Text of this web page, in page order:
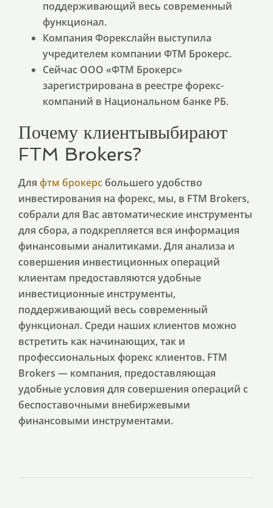
поддерживающий весь современный
функционал.
Компания Форекслайн выступила
учредителем компании ФТМ Брокерс.
Сейчас ООО «ФТМ Брокерс»
зарегистрирована в реестре форекс-
компаний в Национальном банке РБ.
Почему клиентывыбирают
FTM Brokers?
Для фтм брокерсбольшего удобство
инвестирования на форекс, мы, в FTM Brokers,
собрали для Вас автоматические инструменты
для сбора, а подкрепляется вся информация
финансовыми аналитиками. Для анализа и
совершения инвестиционных операций
клиентам предоставляются удобные
инвестиционные инструменты,
поддерживающий весь современный
функционал. Среди наших клиентов можно
встретить как начинающих, так и
профессиональных форекс клиентов. FTM
Brokers — компания, предоставляющая
удобные условия для совершения операций с
беспоставочными внебиржевыми
финансовыми инструментами.